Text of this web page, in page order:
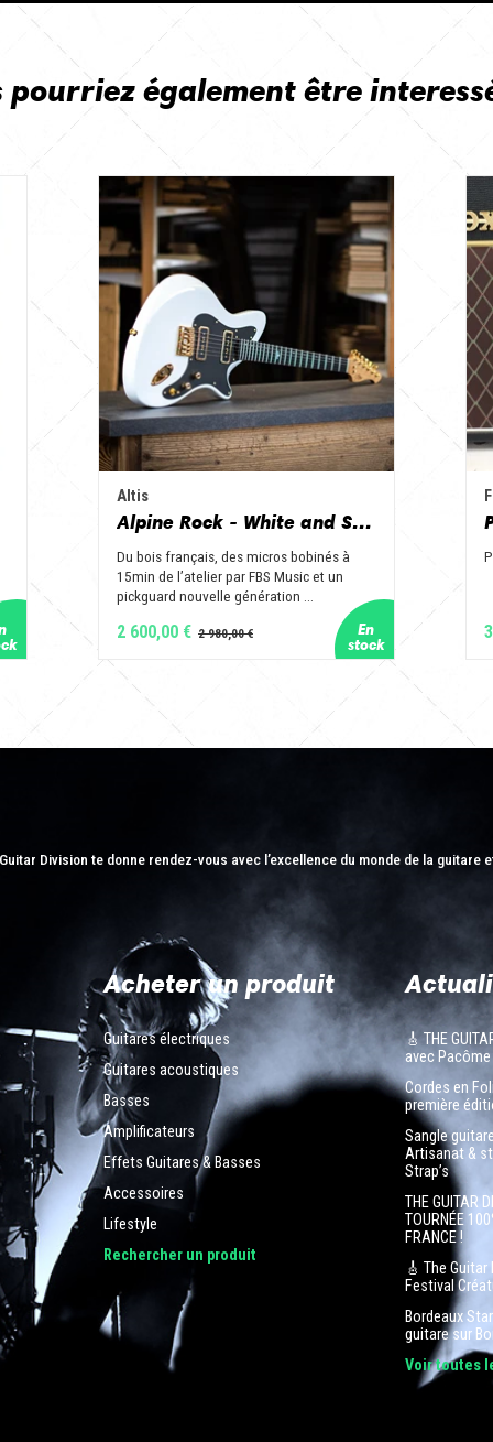
pourriez également être
Altis
Alpine Rock - White and Slate
Du bois français, des micros bobinés à
15min de l’atelier par FBS Music et un
pickguard nouvelle génération ...
2 600,00 €
Division te donne rendez-vous avec l’excellence du monde de la guitare
Acheter un produit
Guitares électriques
Guitares acoustiques
Basses
Amplificateurs
Effets Guitares & Basses
Accessoires
Lifestyle
Rechercher un produit
🎸 THE
avec
Cordes en
première
Sangle
Artisanat &
Strap’s
THE GUITAR
TOURNÉE
FRANCE !
🎸 The
Festival
Bordeaux
guitare sur
Voir toutes